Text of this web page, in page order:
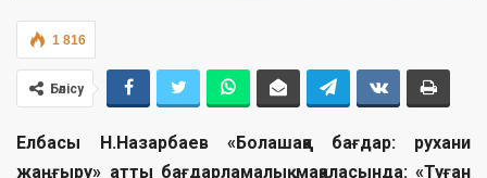
1 816
Бөлісу
Елбасы Н.Назарбаев «Болашаққа бағдар: рухани
жаңғыру» атты бағдарламалық мақаласында: «Туған